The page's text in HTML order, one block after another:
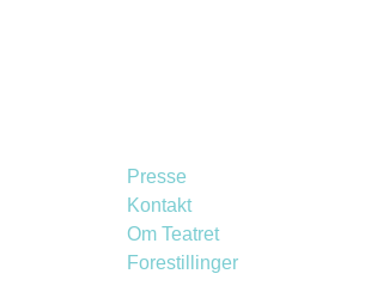
Presse
Kontakt
Om Teatret
Forestillinger